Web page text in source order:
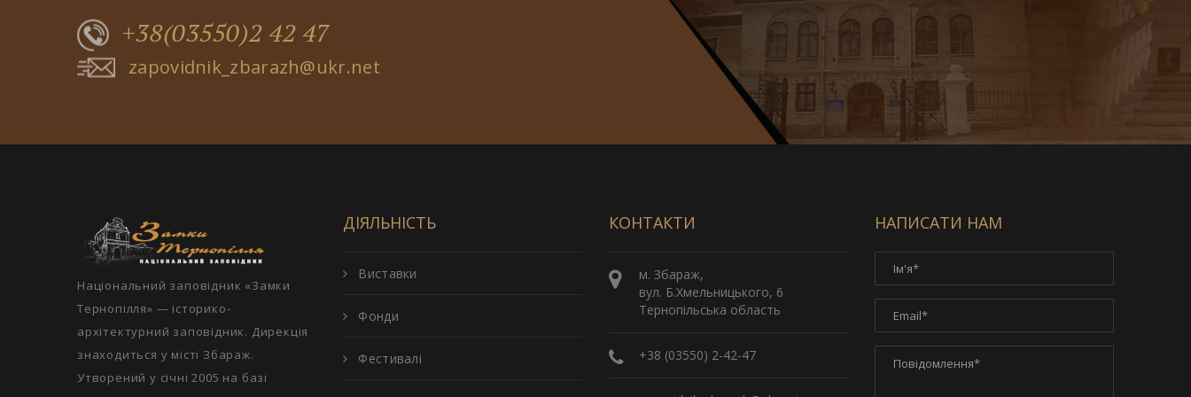
+38(03550)2 42 47
zapovidnik_zbarazh@ukr.net
Національний заповідник «Замки
Тернопілля» — історико-
архітектурний заповідник. Дирекція
знаходиться у місті Збараж.
Утворений у січні 2005 на базі
ДІЯЛЬНІСТЬ
Виставки
Фонди
Фестивалі
КОНТАКТИ
м. Збараж,
вул. Б.Хмельницького, 6
Тернопільська область
+38 (03550) 2-42-47
НАПИСАТИ НАМ